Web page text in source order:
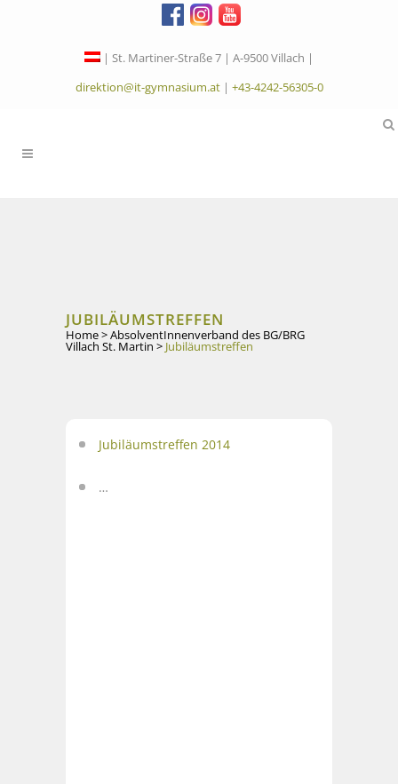
| St. Martiner-Straße 7 | A-9500 Villach |
direktion@it-gymnasium.at| +43-4242-56305-0
JUBILÄUMSTREFFEN
Home>AbsolventInnenverband des BG/BRG
Villach St. Martin > Jubiläumstreffen
Jubiläumstreffen 2014
…